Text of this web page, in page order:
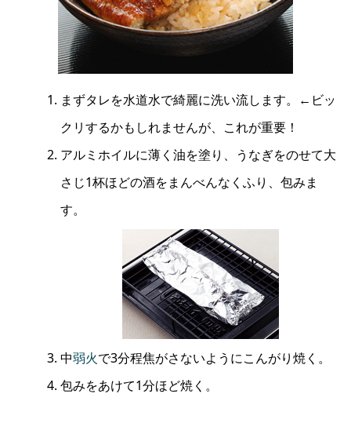
まずタレを水道水で綺麗に洗い流します。←ビッ
クリするかもしれませんが、これが重要！
アルミホイルに薄く油を塗り、うなぎをのせて大
さじ1杯ほどの酒をまんべんなくふり、包みま
す。
中弱火で3分程焦がさないようにこんがり焼く。
包みをあけて1分ほど焼く。